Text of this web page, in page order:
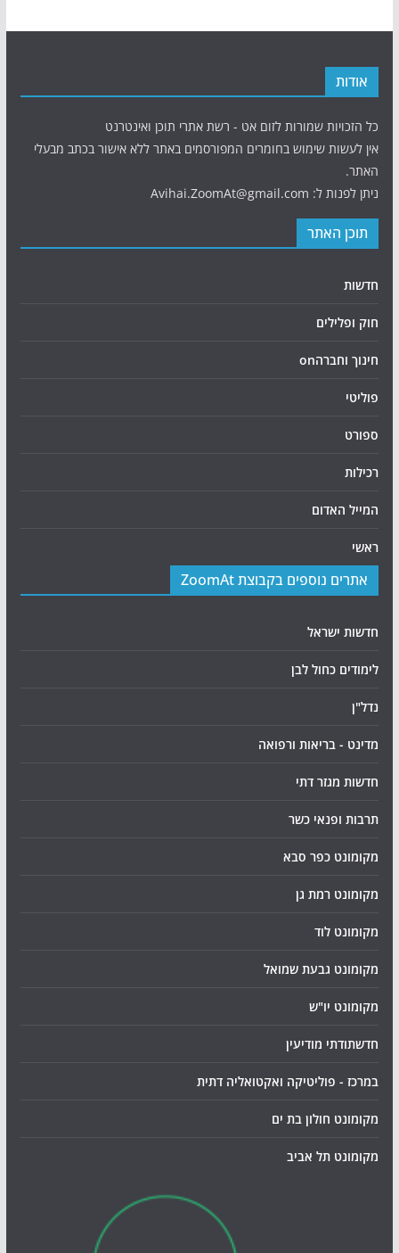
אודות
כל הזכויות שמורות לזום אט - רשת אתרי תוכן ואינטרנט
אין לעשות שימוש בחומרים המפורסמים באתר ללא אישור בכתב מבעלי
האתר.
ניתן לפנות ל: Avihai.ZoomAt@gmail.com
תוכן האתר
חדשות
חוק ופלילים
חינוך וחברהon
פוליטי
ספורט
רכילות
המייל האדום
ראשי
אתרים נוספים בקבוצת ZoomAt
חדשות ישראל
לימודים כחול לבן
נדל"ן
מדינט - בריאות ורפואה
חדשות מגזר דתי
תרבות ופנאי כשר
מקומונט כפר סבא
מקומונט רמת גן
מקומונט לוד
מקומונט גבעת שמואל
מקומונט יו"ש
חדשתודתי מודיעין
במרכז - פוליטיקה ואקטואליה דתית
מקומונט חולון בת ים
מקומונט תל אביב